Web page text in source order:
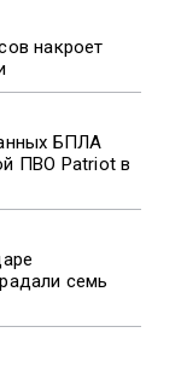
накроет
БПЛА
ПВО Patriot в
семь